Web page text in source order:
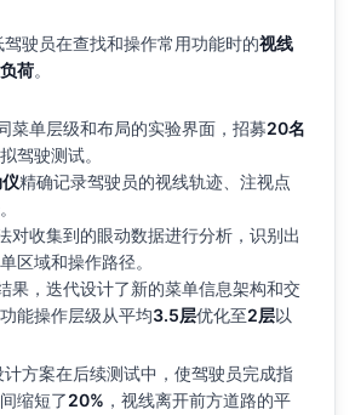
驾驶员在查找和操作常用功能时的视线
荷。
菜单层级和布局的实验界面，招募20名
驾驶测试。
精确记录驾驶员的视线轨迹、注视点
对收集到的眼动数据进行分析，识别出
区域和操作路径。
果，迭代设计了新的菜单信息架构和交
能操作层级从平均3.5层优化至2层以
计方案在后续测试中，使驾驶员完成指
缩短了20% ，视线离开前方道路的平